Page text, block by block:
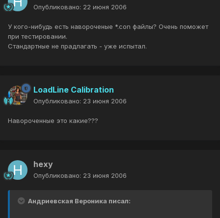
Опубликовано: 22 июня 2006
У кого-нибудь есть навороченые *.con файлы? Очень поможет
при тестировании.
Стандартные не прадлагать - уже испытал.
LoadLine Calibration
Опубликовано: 23 июня 2006
Навороченные это какие???
hexy
Опубликовано: 23 июня 2006
Андриевская Вероника писал: